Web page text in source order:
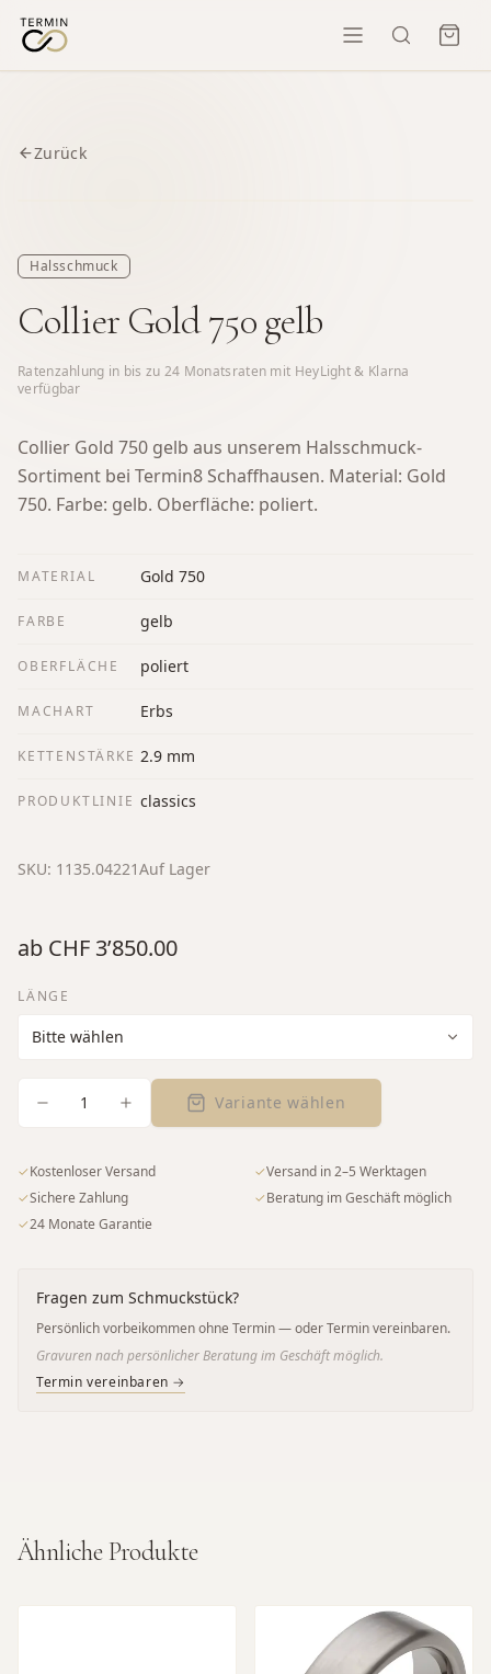
Zurück
Halsschmuck
Collier Gold 750 gelb
Ratenzahlung in bis zu 24 Monatsraten mit HeyLight & Klarna
verfügbar
Collier Gold 750 gelb aus unserem Halsschmuck-
Sortiment bei Termin8 Schaffhausen. Material: Gold
750. Farbe: gelb. Oberfläche: poliert.
MATERIAL Gold 750
FARBE gelb
OBERFLÄCHE poliert
MACHART Erbs
KETTENSTÄRKE 2.9 mm
PRODUKTLINIE classics
SKU: 1135.04221Auf Lager
ab CHF 3’850.00
LÄNGE
1 Variante wählen
✓Kostenloser Versand ✓Versand in 2–5 Werktagen
✓Sichere Zahlung ✓Beratung im Geschäft möglich
✓24 Monate Garantie
Fragen zum Schmuckstück?
Persönlich vorbeikommen ohne Termin — oder Termin vereinbaren.
Gravuren nach persönlicher Beratung im Geschäft möglich.
Termin vereinbaren →
Ähnliche Produkte